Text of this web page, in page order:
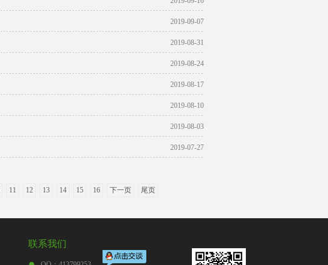
2019-09-07
2019-08-31
2019-08-24
2019-08-17
2019-08-10
2019-08-03
2019-07-27
11 12 13 14 15 16 下一页 尾页
联系我们